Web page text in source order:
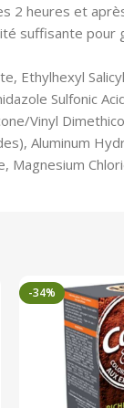
2 heures et
suffisante
Ethylhexyl
Sulfonic
Vinyl
Aluminum
Magnesium
-34%